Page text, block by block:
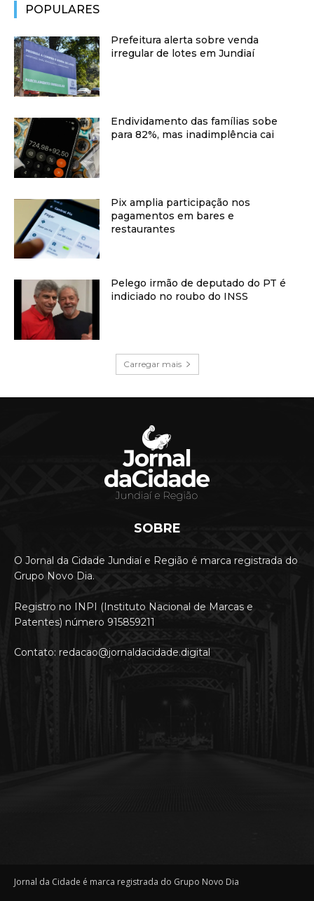
POPULARES
Prefeitura alerta sobre venda
irregular de lotes em Jundiaí
Endividamento das famílias sobe
para 82%, mas inadimplência cai
Pix amplia participação nos
pagamentos em bares e
restaurantes
Pelego irmão de deputado do PT é
indiciado no roubo do INSS
Carregar mais
SOBRE
O Jornal da Cidade Jundiaí e Região é marca registrada do
Grupo Novo Dia.
Registro no INPI (Instituto Nacional de Marcas e
Patentes) número 915859211
Contato: redacao@jornaldacidade.digital
Jornal da Cidade é marca registrada do Grupo Novo Dia